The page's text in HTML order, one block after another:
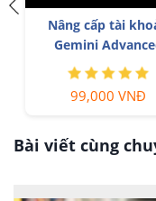
Nâng cấp tài
Gemini
99,000 VNĐ
Bài viết cùng